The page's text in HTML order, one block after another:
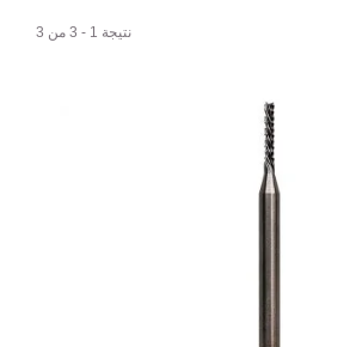
نتيجة 1 - 3 من 3